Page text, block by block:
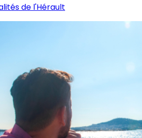
de l'Hérault